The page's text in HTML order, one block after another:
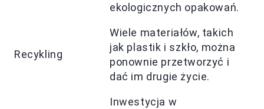
ekologicznych opakowań.
Recykling
Wiele materiałów, takich
jak plastik i szkło, można
ponownie przetworzyć i
dać im drugie życie.
Inwestycja w